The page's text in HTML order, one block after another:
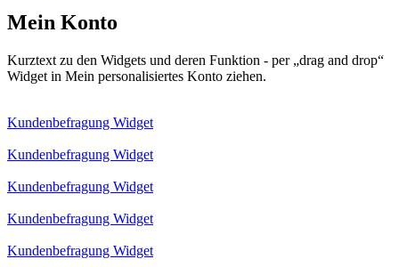
Mein Konto
Kurztext zu den Widgets und deren Funktion - per „drag and drop“
Widget in Mein personalisiertes Konto ziehen.
Kundenbefragung Widget
Kundenbefragung Widget
Kundenbefragung Widget
Kundenbefragung Widget
Kundenbefragung Widget